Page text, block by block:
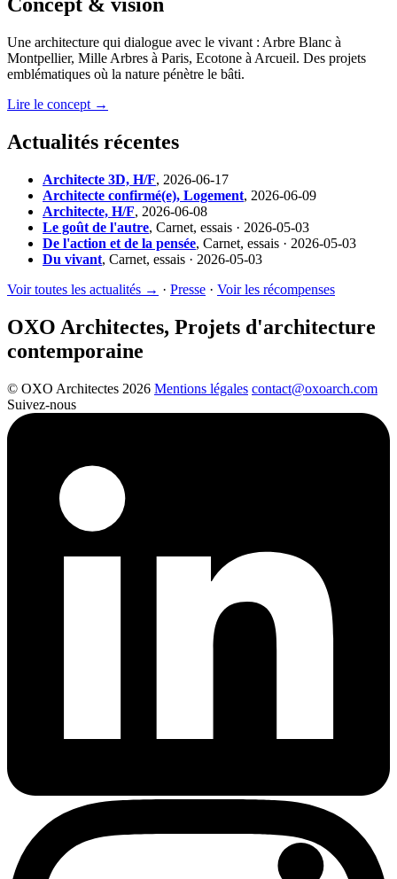
Concept & vision
Une architecture qui dialogue avec le vivant : Arbre Blanc à
Montpellier, Mille Arbres à Paris, Ecotone à Arcueil. Des projets
emblématiques où la nature pénètre le bâti.
Lire le concept →
Actualités récentes
Architecte 3D, H/F, 2026-06-17
Architecte confirmé(e), Logement, 2026-06-09
Architecte, H/F, 2026-06-08
Le goût de l'autre, Carnet, essais · 2026-05-03
De l'action et de la pensée, Carnet, essais · 2026-05-03
Du vivant, Carnet, essais · 2026-05-03
Voir toutes les actualités → · Presse · Voir les récompenses
OXO Architectes, Projets d'architecture
contemporaine
© OXO Architectes 2026 Mentions légales contact@oxoarch.com
Suivez-nous